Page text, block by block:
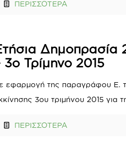
ΠΕΡΙΣΣΟΤΕΡΑ
Δημοπρασία
3ο Τρίμηνο 2015
εφαρμογή της παραγράφου Ε.
3ου τριμήνου 2015 για
ΠΕΡΙΣΣΟΤΕΡΑ